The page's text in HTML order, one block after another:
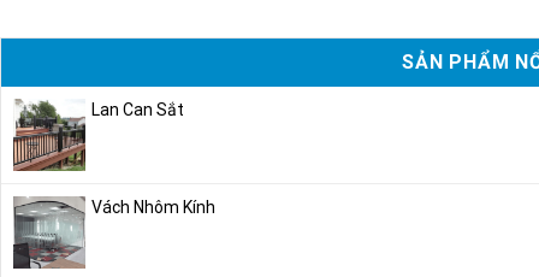
SẢN PHẨM
Lan Can Sắt
Vách Nhôm Kính